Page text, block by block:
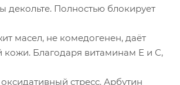
декольте. Полностью блокирует
масел, не комедогенен, даёт
кожи. Благодаря витаминам Е и С,
стресс. Арбутин